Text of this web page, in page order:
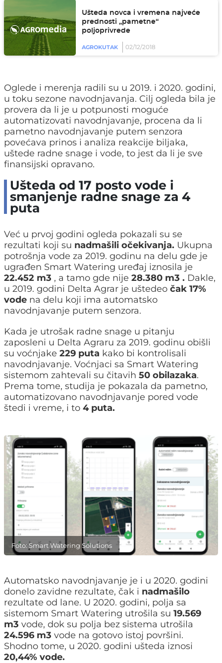
Ušteda novca i vremena najveće
prednosti „pametne“
poljoprivrede
AGROKUTAK 02/12/2018
Oglede i merenja radili su u 2019. i 2020. godini,
u toku sezone navodnjavanja. Cilj ogleda bila je
provera da li je u potpunosti moguće
automatizovati navodnjavanje, procena da li
pametno navodnjavanje putem senzora
povećava prinos i analiza reakcije biljaka,
uštede radne snage i vode, to jest da li je sve
finansijski opravano.
Ušteda od 17 posto vode i
smanjenje radne snage za 4
puta
Već u prvoj godini ogleda pokazali su se
rezultati koji su nadmašili očekivanja. Ukupna
potrošnja vode za 2019. godinu na delu gde je
ugrađen Smart Watering uređaj iznosila je
22.452 m3 , a tamo gde nije 28.380 m3 . Dakle,
u 2019. godini Delta Agrar je uštedeo čak 17%
vode na delu koji ima automatsko
navodnjavanje putem senzora.
Kada je utrošak radne snage u pitanju
zaposleni u Delta Agraru za 2019. godinu obišli
su voćnjake 229 puta kako bi kontrolisali
navodnjavanje. Voćnjaci sa Smart Watering
sistemom zahtevali su čitavih 50 obilazaka.
Prema tome, studija je pokazala da pametno,
automatizovano navodnjavanje pored vode
štedi i vreme, i to 4 puta.
Foto: Smart Watering Solutions
Automatsko navodnjavanje je i u 2020. godini
donelo zavidne rezultate, čak i nadmašilo
rezultate od lane. U 2020. godini, polja sa
sistemom Smart Watering utrošila su 19.569
m3 vode, dok su polja bez sistema utrošila
24.596 m3 vode na gotovo istoj površini.
Shodno tome, u 2020. godini ušteda iznosi
20,44% vode.